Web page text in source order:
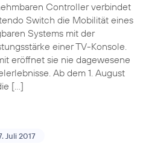
Controller verbindet
Switch die Mobilität eines
Systems mit der
einer TV-Konsole.
eröffnet sie nie dagewesene
Ab dem 1. August
[…]
Juli 2017